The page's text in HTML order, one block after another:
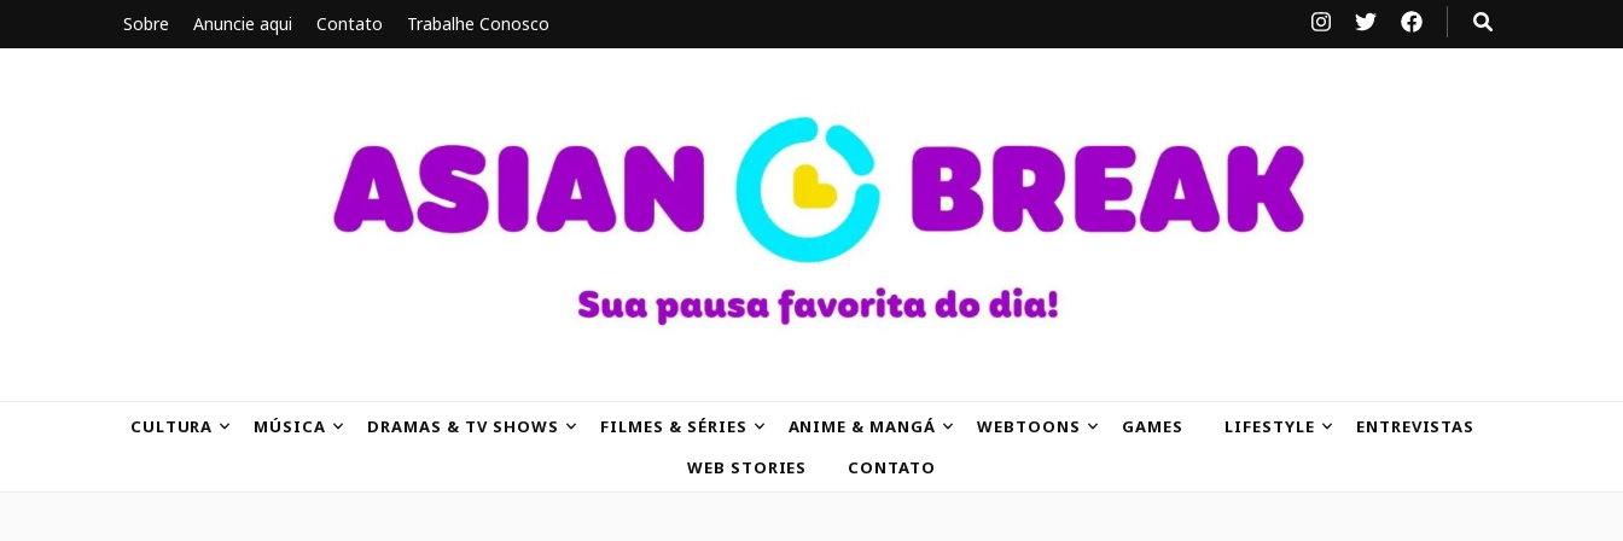
Sobre Anuncie aqui Contato Trabalhe Conosco
CULTURA MÚSICA DRAMAS & TV SHOWS FILMES & SÉRIES ANIME & MANGÁ WEBTOONS GAMES LIFESTYLE
ENTREVISTAS
WEB STORIES
CONTATO